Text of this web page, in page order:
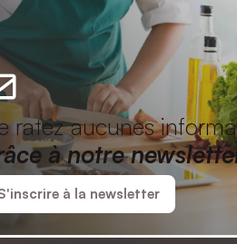
ratez aucunes
à notre
à la newsletter